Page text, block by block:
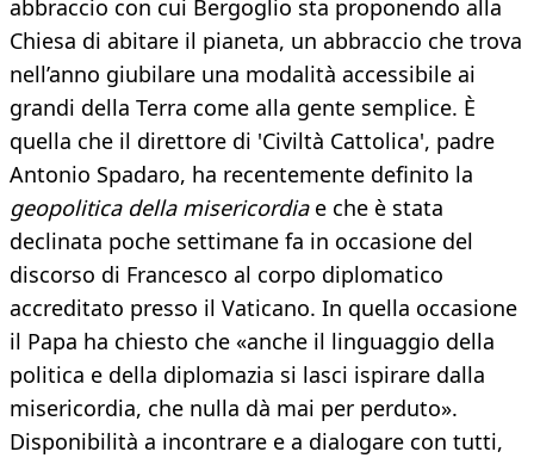
abbraccio con cui Bergoglio sta proponendo alla
Chiesa di abitare il pianeta, un abbraccio che trova
nell’anno giubilare una modalità accessibile ai
grandi della Terra come alla gente semplice. È
quella che il direttore di 'Civiltà Cattolica', padre
Antonio Spadaro, ha recentemente definito la
geopolitica della misericordiae che è stata
declinata poche settimane fa in occasione del
discorso di Francesco al corpo diplomatico
accreditato presso il Vaticano. In quella occasione
il Papa ha chiesto che «anche il linguaggio della
politica e della diplomazia si lasci ispirare dalla
misericordia, che nulla dà mai per perduto».
Disponibilità a incontrare e a dialogare con tutti,